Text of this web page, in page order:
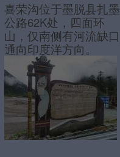
喜荣沟位于墨脱县扎墨
公路62K处，四面环
山，仅南侧有河流缺口
通向印度洋方向。